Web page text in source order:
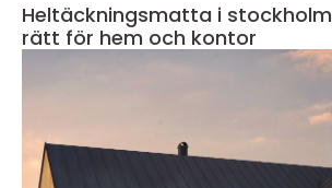
Heltäckningsmatta i stockholm så väljer du
rätt för hem och kontor